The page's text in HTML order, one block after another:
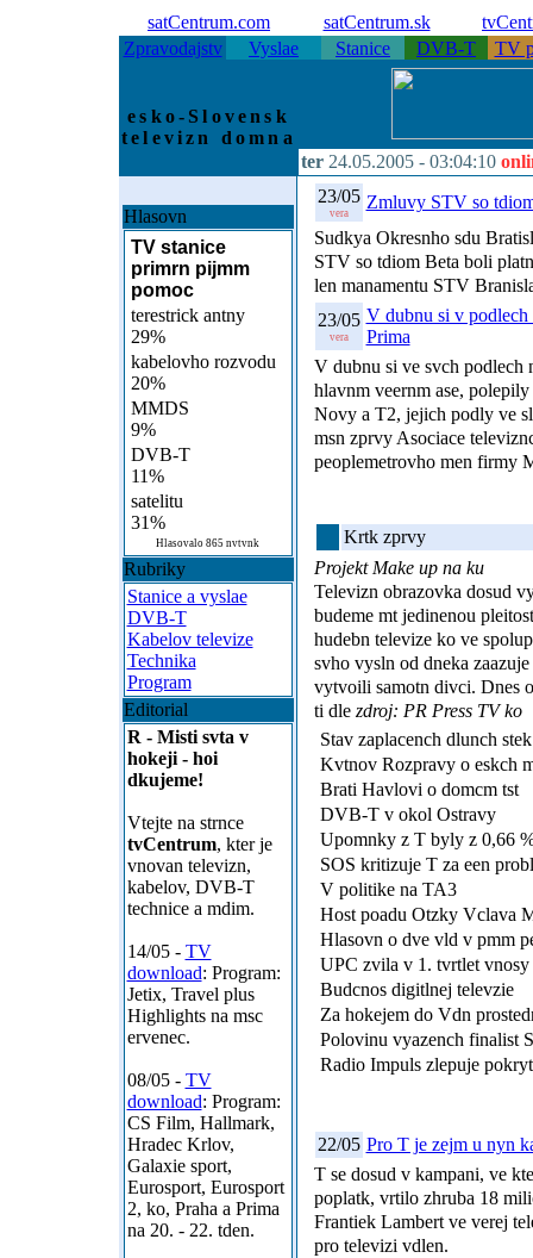
satCentrum.com satCentrum.sk
Zpravodajstv
Vyslae Stanice DVB-T TV
esko-Slovensk
televizn domna
ter 24.05.2005 - 03:04:10
Hlasovn
TV stanice
primrn pijmm
pomoc
terestrick antny
29%
kabelovho rozvodu
20%
MMDS
9%
DVB-T
11%
satelitu
31%
Hlasovalo 865 nvtvnk
Rubriky
Stanice a vyslae
DVB-T
Kabelov televize
Technika
Program
Editorial
R - Misti svta v
hokeji - hoi
dkujeme!
Vtejte na strnce
tvCentrum, kter je
vnovan televizn,
kabelov, DVB-T
technice a mdim.
14/05 - TV
download: Program:
Jetix, Travel plus
Highlights na msc
ervenec.
08/05 - TV
download: Program:
CS Film, Hallmark,
Hradec Krlov,
Galaxie sport,
Eurosport, Eurosport
2, ko, Praha a Prima
na 20. - 22. tden.
23/05
vera
Zmluvy STV so
Sudkya Okresnho sdu
STV so tdiom Beta boli
len manamentu STV
23/05
vera
V dubnu si v podlech
Prima
V dubnu si ve svch podlech
hlavnm veernm ase,
Novy a T2, jejich podly ve
msn zprvy Asociace
peoplemetrovho men firmy
Krtk zprvy
Projekt Make up na ku
Televizn obrazovka dosud
budeme mt jedinenou
hudebn televize ko ve
svho vysln od dneka
vytvoili samotn divci. Dnes
ti dle zdroj: PR Press TV ko
Stav zaplacench dlunch
Kvtnov Rozpravy o eskch
Brati Havlovi o domcm tst
DVB-T v okol Ostravy
Upomnky z T byly z 0,66
SOS kritizuje T za een
V politike na TA3
Host poadu Otzky Vclava
Hlasovn o dve vld v pmm
UPC zvila v 1. tvrtlet vnosy
Budcnos digitlnej televzie
Za hokejem do Vdn
Polovinu vyazench finalist
Radio Impuls zlepuje
22/05 Pro T je zejm u nyn
T se dosud v kampani, ve
poplatk, vrtilo zhruba 18
Frantiek Lambert ve verej
pro televizi vdlen.